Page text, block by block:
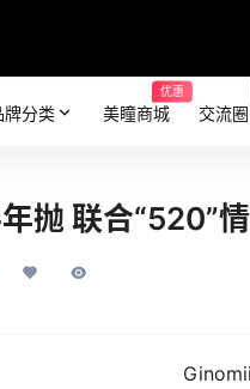
牌分类 美瞳商城
优惠
交流圈
抛 联合“520”